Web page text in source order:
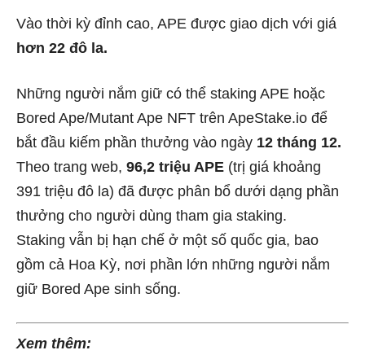
Vào thời kỳ đỉnh cao, APE được giao dịch với giá
hơn 22 đô la.
Những người nắm giữ có thể staking APE hoặc
Bored Ape/Mutant Ape NFT trên ApeStake.io để
bắt đầu kiếm phần thưởng vào ngày 12 tháng 12.
Theo trang web, 96,2 triệu APE (trị giá khoảng
391 triệu đô la) đã được phân bổ dưới dạng phần
thưởng cho người dùng tham gia staking.
Staking vẫn bị hạn chế ở một số quốc gia, bao
gồm cả Hoa Kỳ, nơi phần lớn những người nắm
giữ Bored Ape sinh sống.
Xem thêm: